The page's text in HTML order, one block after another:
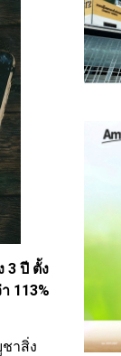
3 ปี ตั้ง
113%
าสิ่ง